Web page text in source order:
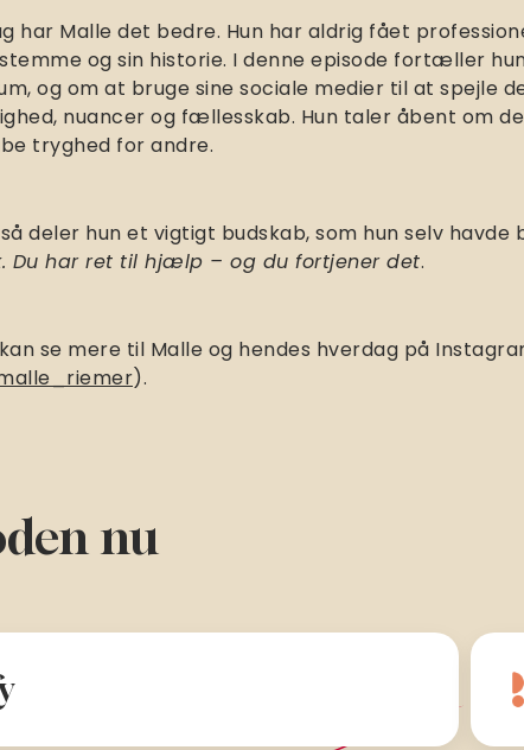
har Malle det bedre. Hun har aldrig fået
og sin historie. I denne episode fortæller
og om at bruge sine sociale medier til at spejle
nuancer og fællesskab. Hun taler åbent om
tryghed for andre.
deler hun et vigtigt budskab, som hun selv havde
Du har ret til hjælp – og du fortjener det.
se mere til Malle og hendes hverdag på
).
nu